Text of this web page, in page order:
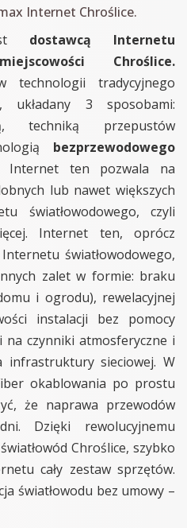
Internet Chroślice.
dostawcą Internetu
Chroślice.
technologii tradycyjnego
układany 3 sposobami:
techniką przepustów
bezprzewodowego
Internet ten pozwala na
lub nawet większych
światłowodowego, czyli
Internet ten, oprócz
światłowodowego,
zalet w formie: braku
i ogrodu), rewelacyjnej
instalacji bez pomocy
czynniki atmosferyczne i
infrastruktury sieciowej. W
okablowania po prostu
że naprawa przewodów
Dzięki rewolucyjnemu
Chroślice, szybko
cały zestaw sprzętów.
światłowodu bez umowy –